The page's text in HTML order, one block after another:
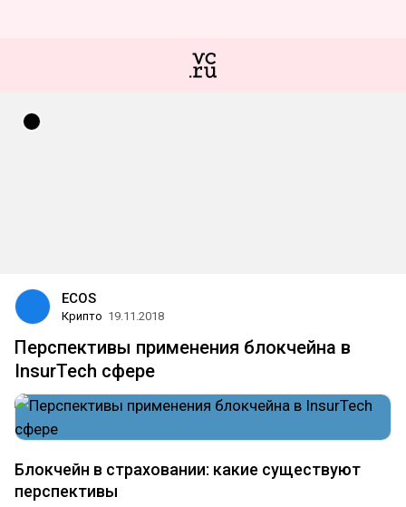
ECOS
Крипто 19.11.2018
Перспективы применения блокчейна в
InsurTech сфере
Блокчейн в страховании: какие существуют
перспективы